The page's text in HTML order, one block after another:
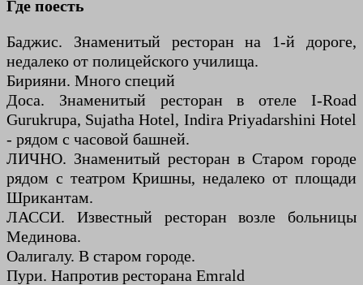
Где поесть
Баджис. Знаменитый ресторан на 1-й дороге,
недалеко от полицейского училища.
Бирияни. Много специй
Доса. Знаменитый ресторан в отеле I-Road
Gurukrupa, Sujatha Hotel, Indira Priyadarshini Hotel
- рядом с часовой башней.
ЛИЧНО. Знаменитый ресторан в Старом городе
рядом с театром Кришны, недалеко от площади
Шрикантам.
ЛАССИ. Известный ресторан возле больницы
Мединова.
Оалигалу. В старом городе.
Пури. Напротив ресторана Emrald